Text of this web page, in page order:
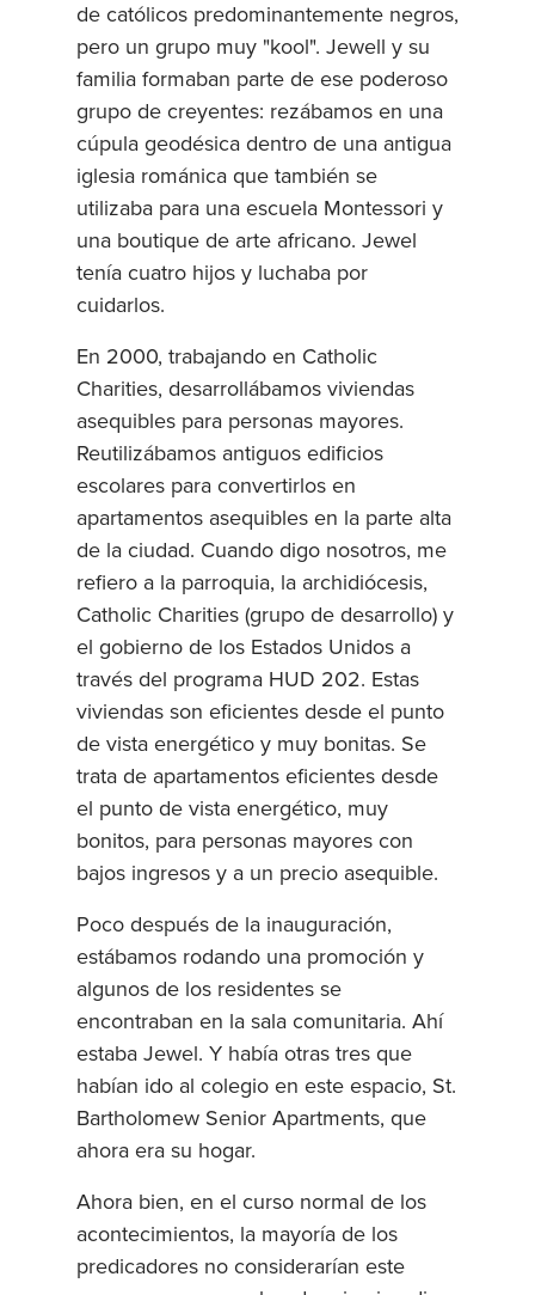
de católicos predominantemente negros,
pero un grupo muy "kool". Jewell y su
familia formaban parte de ese poderoso
grupo de creyentes: rezábamos en una
cúpula geodésica dentro de una antigua
iglesia románica que también se
utilizaba para una escuela Montessori y
una boutique de arte africano. Jewel
tenía cuatro hijos y luchaba por
cuidarlos.
En 2000, trabajando en Catholic
Charities, desarrollábamos viviendas
asequibles para personas mayores.
Reutilizábamos antiguos edificios
escolares para convertirlos en
apartamentos asequibles en la parte alta
de la ciudad. Cuando digo nosotros, me
refiero a la parroquia, la archidiócesis,
Catholic Charities (grupo de desarrollo) y
el gobierno de los Estados Unidos a
través del programa HUD 202. Estas
viviendas son eficientes desde el punto
de vista energético y muy bonitas. Se
trata de apartamentos eficientes desde
el punto de vista energético, muy
bonitos, para personas mayores con
bajos ingresos y a un precio asequible.
Poco después de la inauguración,
estábamos rodando una promoción y
algunos de los residentes se
encontraban en la sala comunitaria. Ahí
estaba Jewel. Y había otras tres que
habían ido al colegio en este espacio, St.
Bartholomew Senior Apartments, que
ahora era su hogar.
Ahora bien, en el curso normal de los
acontecimientos, la mayoría de los
predicadores no considerarían este